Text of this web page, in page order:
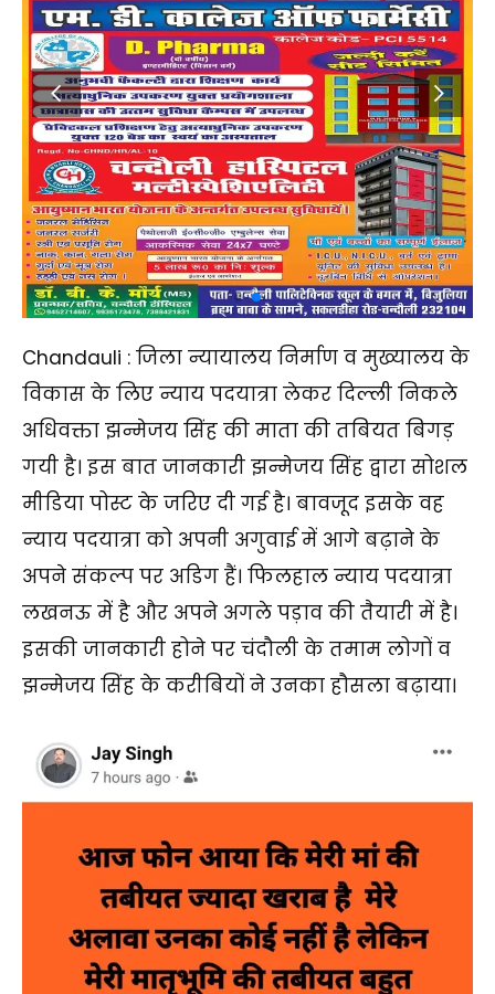
Chandauli : जिला न्यायालय निर्माण व मुख्यालय के
विकास के लिए न्याय पदयात्रा लेकर दिल्ली निकले
अधिवक्ता झन्मेजय सिंह की माता की तबियत बिगड़
गयी है। इस बात जानकारी झन्मेजय सिंह द्वारा सोशल
मीडिया पोस्ट के जरिए दी गई है। बावजूद इसके वह
न्याय पदयात्रा को अपनी अगुवाई में आगे बढ़ाने के
अपने संकल्प पर अडिग हैं। फिलहाल न्याय पदयात्रा
लखनऊ में है और अपने अगले पड़ाव की तैयारी में है।
इसकी जानकारी होने पर चंदौली के तमाम लोगों व
झन्मेजय सिंह के करीबियों ने उनका हौसला बढ़ाया।